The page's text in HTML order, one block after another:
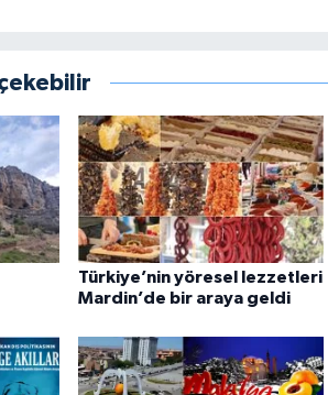
Türkiye’nin yöresel lezzetleri
Mardin’de bir araya geldi